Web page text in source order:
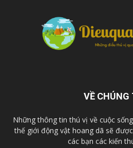
VỀ CHÚNG
Những thông tin thú vị về cuộc
thế giới động vật hoang dã sẽ
các bạn các kiến